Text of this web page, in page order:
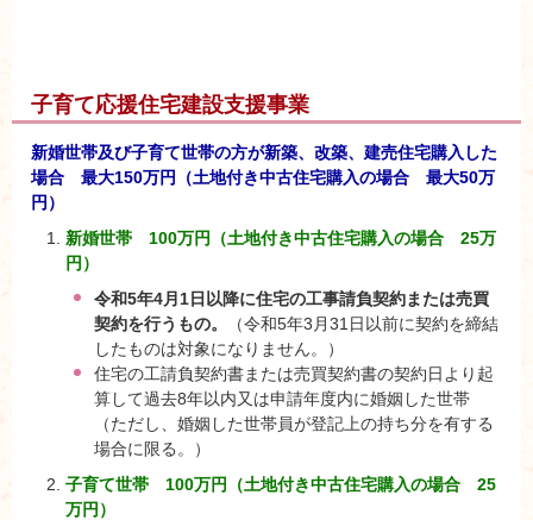
子育て応援住宅建設支援事業
新婚世帯及び子育て世帯の方が新築、改築、建売住宅購入した
場合 最大150万円（土地付き中古住宅購入の場合 最大50万
円）
新婚世帯 100万円（土地付き中古住宅購入の場合 25万
円）
令和5年4月1日以降に住宅の工事請負契約または売買
契約を行うもの。
（令和5年3月31日以前に契約を締結
したものは対象になりません。）
住宅の工請負契約書または売買契約書の契約日より起
算して過去8年以内又は申請年度内に婚姻した世帯
（ただし、婚姻した世帯員が登記上の持ち分を有する
場合に限る。）
子育て世帯 100万円（土地付き中古住宅購入の場合 25
万円）